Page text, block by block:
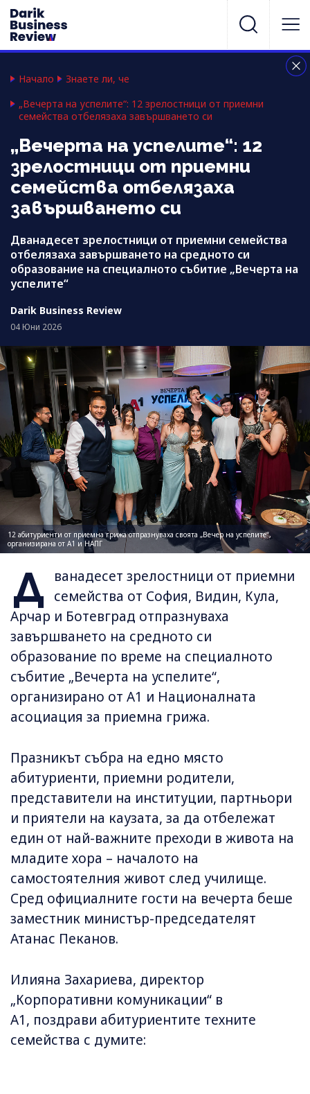
Начало
Знаете ли, че
„Вечерта на успелите“: 12 зрелостници от приемни
семейства отбелязаха завършването си
„Вечерта на успелите“: 12
зрелостници от приемни
семейства отбелязаха
завършването си
Дванадесет зрелостници от приемни семейства
отбелязаха завършването на средното си
образование на специалното събитие „Вечерта на
успелите“
Darik Business Review
04 Юни 2026
12 абитуриенти от приемна грижа отпразнуваха своята „Вечер на успелите“,
организирана от А1 и НАПГ
Д
ванадесет зрелостници от приемни
семейства от София, Видин, Кула,
Арчар и Ботевград отпразнуваха
завършването на средното си
образование по време на специалното
събитие „Вечерта на успелите“,
организирано от А1 и Националната
асоциация за приемна грижа.
Празникът събра на едно място
абитуриенти, приемни родители,
представители на институции, партньори
и приятели на каузата, за да отбележат
един от най-важните преходи в живота на
младите хора – началото на
самостоятелния живот след училище.
Сред официалните гости на вечерта беше
заместник министър-председателят
Атанас Пеканов.
Илияна Захариева, директор
„Корпоративни комуникации“ в
А1, поздрави абитуриентите техните
семейства с думите: